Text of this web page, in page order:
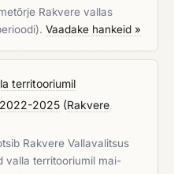
Rakvere vallas
Vaadake hankeid »
territooriumil
2022-2025 (Rakvere
Rakvere Vallavalitsus
valla territooriumil mai-